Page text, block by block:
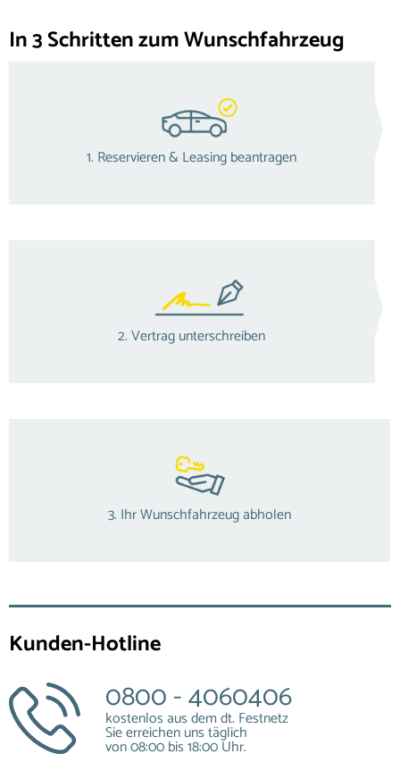
1. Reservieren & Leasing beantragen
2. Vertrag unterschreiben
3. Ihr Wunschfahrzeug abholen
In 3 Schritten zum Wunschfahrzeug
Kunden-Hotline
0800 - 4060406
kostenlos aus dem dt. Festnetz
Sie erreichen uns täglich
von 08:00 bis 18:00 Uhr.